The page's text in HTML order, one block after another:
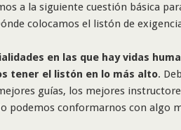
a la siguiente cuestión básica
colocamos el listón de
en las que hay vidas
tener el listón en lo más alto.
guías, los mejores
podemos conformarnos con algo